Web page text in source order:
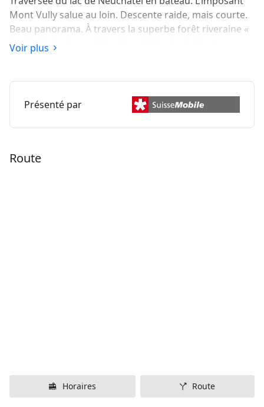
Mont Vully salue au loin. Descente raide, mais courte.
Beau panorama. À travers la superbe forêt riveraine «
Le Chablais » jusqu’à la ville médiévale de Murten.
Voir plus
Présenté par
Route
Horaires Route